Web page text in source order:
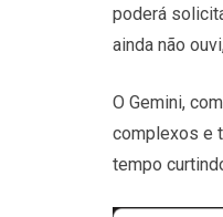
poderá
ainda não
O Gemini,
complexos e
tempo